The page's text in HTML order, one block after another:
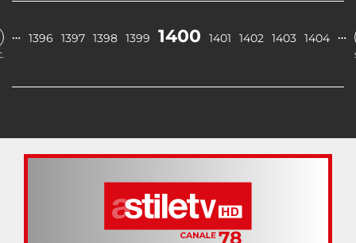
… 1396 1397 1398 1399 1400 1401 1402 1403 1404 …